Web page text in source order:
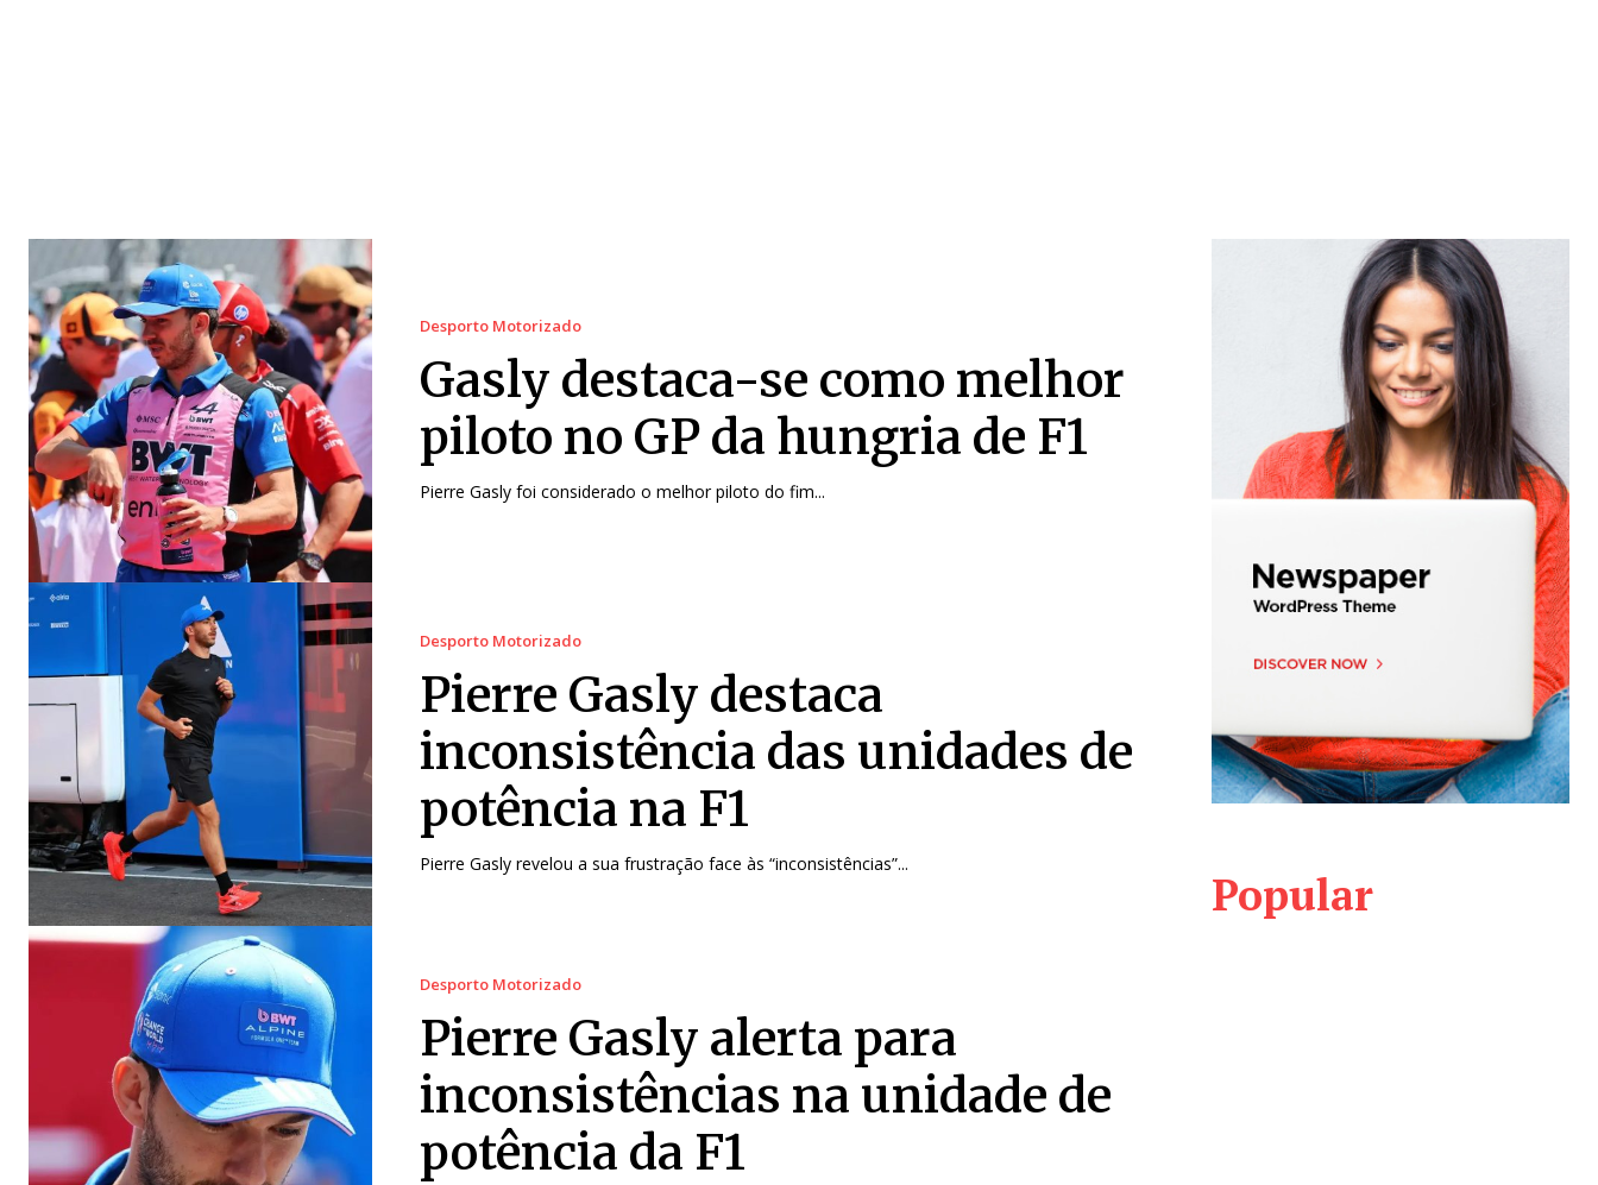
Desporto Motorizado
Gasly destaca-se como melhor
piloto no GP da hungria de F1
Pierre Gasly foi considerado o melhor piloto do fim...
Desporto Motorizado
Pierre Gasly destaca
inconsistência das unidades de
potência na F1
Pierre Gasly revelou a sua frustração face às “inconsistências”...
Desporto Motorizado
Pierre Gasly alerta para
inconsistências na unidade de
potência da F1
Popular